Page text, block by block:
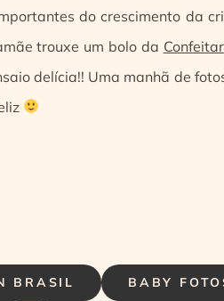
do crescimento da
trouxe um bolo da
delícia!! Uma manhã de
BRASIL BABY